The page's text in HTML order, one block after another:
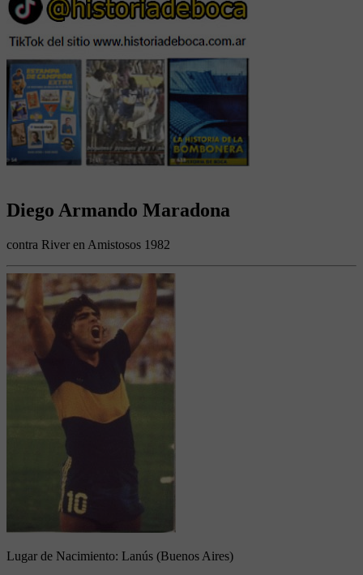
Diego Armando Maradona
contra River en Amistosos 1982
Lugar de Nacimiento: Lanús (Buenos Aires)